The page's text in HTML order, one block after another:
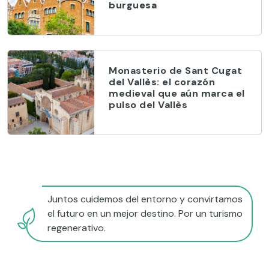
burguesa
Monasterio de Sant Cugat
del Vallès: el corazón
medieval que aún marca el
pulso del Vallès
Juntos cuidemos del entorno y convirtamos
el futuro en un mejor destino. Por un turismo
regenerativo.